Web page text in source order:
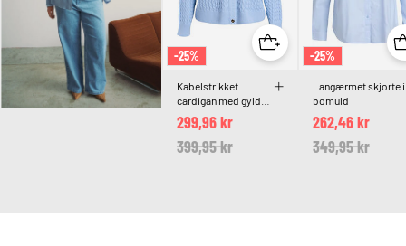
-25%
Kabelstrikket
cardigan med gyldne
knapper
Price reduced from
399,95 kr
299,96 kr
-25%
Langærmet skjorte i
bomuld
Price reduced
349,95 krto
262,46 kr